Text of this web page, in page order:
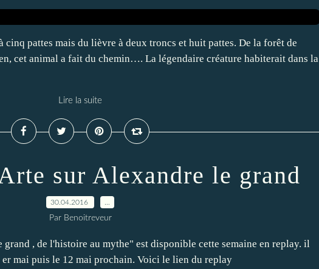
cinq pattes mais du lièvre à deux troncs et huit pattes. De la forêt de
cet animal a fait du chemin…. La légendaire créature habiterait dans la
Lire la suite
sur Alexandre le grand
30.04.2016
Par Benoitreveur
, de l'histoire au mythe" est disponible cette semaine en replay. il
mai puis le 12 mai prochain. Voici le lien du replay